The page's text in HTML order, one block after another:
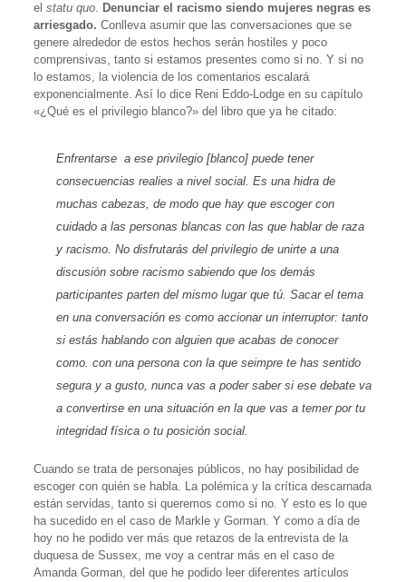
el statu quo. Denunciar el racismo siendo mujeres negras es
arriesgado. Conlleva asumir que las conversaciones que se
genere alrededor de estos hechos serán hostiles y poco
comprensivas, tanto si estamos presentes como si no. Y si no
lo estamos, la violencia de los comentarios escalará
exponencialmente. Así lo dice Reni Eddo-Lodge en su capítulo
«¿Qué es el privilegio blanco?» del libro que ya he citado:
Enfrentarse a ese privilegio [blanco] puede tener
consecuencias realies a nivel social. Es una hidra de
muchas cabezas, de modo que hay que escoger con
cuidado a las personas blancas con las que hablar de raza
y racismo. No disfrutarás del privilegio de unirte a una
discusión sobre racismo sabiendo que los demás
participantes parten del mismo lugar que tú. Sacar el tema
en una conversación es como accionar un interruptor: tanto
si estás hablando con alguien que acabas de conocer
como. con una persona con la que seimpre te has sentido
segura y a gusto, nunca vas a poder saber si ese debate va
a convertirse en una situación en la que vas a temer por tu
integridad física o tu posición social.
Cuando se trata de personajes públicos, no hay posibilidad de
escoger con quién se habla. La polémica y la crítica descarnada
están servidas, tanto si queremos como si no. Y esto es lo que
ha sucedido en el caso de Markle y Gorman. Y como a día de
hoy no he podido ver más que retazos de la entrevista de la
duquesa de Sussex, me voy a centrar más en el caso de
Amanda Gorman, del que he podido leer diferentes artículos